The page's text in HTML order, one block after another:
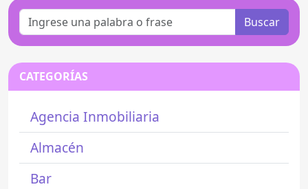
Buscar
CATEGORÍAS
Agencia Inmobiliaria
Almacén
Bar